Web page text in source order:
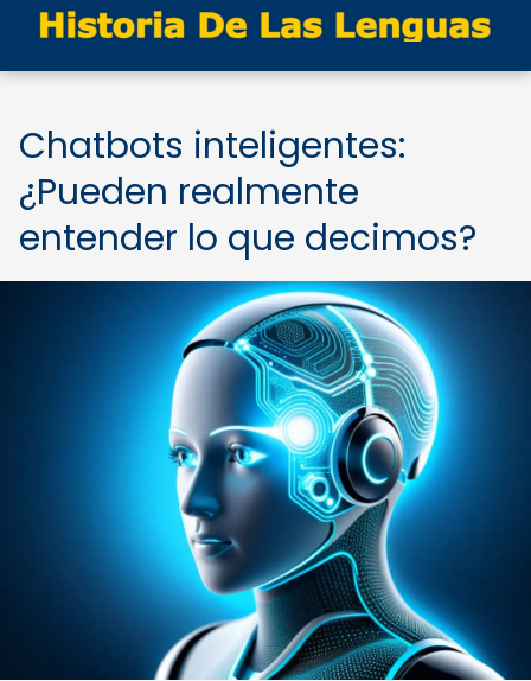
Chatbots inteligentes:
¿Pueden realmente
entender lo que decimos?